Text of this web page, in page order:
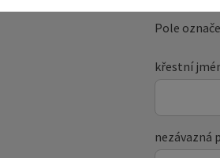
Pole
křestní
nezávazná